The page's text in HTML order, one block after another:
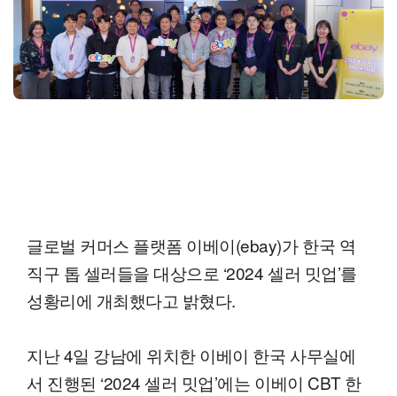
글로벌 커머스 플랫폼 이베이(ebay)가 한국 역
직구 톱 셀러들을 대상으로 ‘2024 셀러 밋업’를
성황리에 개최했다고 밝혔다.
지난 4일 강남에 위치한 이베이 한국 사무실에
서 진행된 ‘2024 셀러 밋업’에는 이베이 CBT 한